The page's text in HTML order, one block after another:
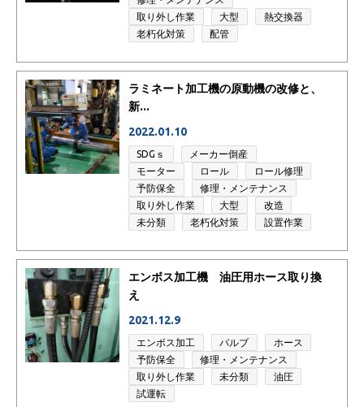
取り外し作業
大型
熱交換器
老朽化対策
配管
ラミネート加工機の原動機の改修と、
新...
2022.01.10
SDGｓ
メーカー倒産
モーター
ロール
ロール修理
予防保全
修理・メンテナンス
取り外し作業
大型
改造
未分類
老朽化対策 設置作業
エンボス加工機 油圧用ホース取り換
え
2021.12.9
エンボス加工 バルブ
ホース
予防保全
修理・メンテナンス
取り外し作業
未分類
油圧
試運転